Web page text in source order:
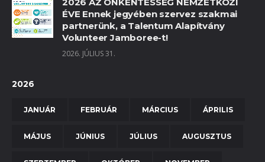
ÉVE Ennek jegyében szervez szakmai
partnerünk, a Talentum Alapítvány
Volunteer Jamboree-t!
2026. JÚLIUS 31.
2026
JANUÁR FEBRUÁR MÁRCIUS ÁPRILIS
MÁJUS JÚNIUS JÚLIUS AUGUSZTUS